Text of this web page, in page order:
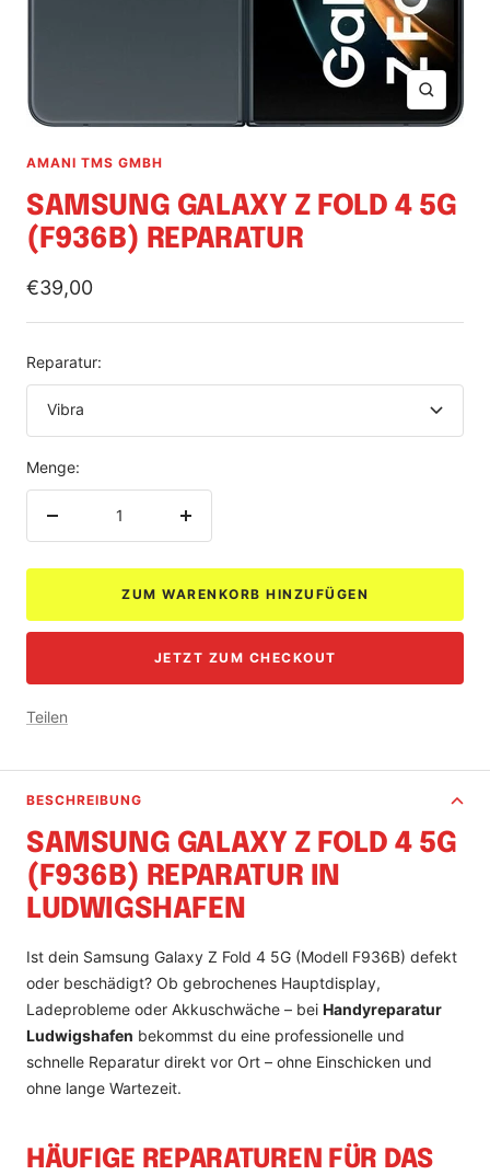
Zoom
AMANI TMS GMBH
SAMSUNG GALAXY Z FOLD 4 5G
(F936B) REPARATUR
Angebotspreis
€39,00
Reparatur:
Vibra
Menge:
Menge
ZUM WARENKORB HINZUFÜGEN
JETZT ZUM CHECKOUT
Teilen
BESCHREIBUNG
SAMSUNG GALAXY Z FOLD 4 5G
(F936B) REPARATUR IN
LUDWIGSHAFEN
Ist dein Samsung Galaxy Z Fold 4 5G (Modell F936B) defekt
oder beschädigt? Ob gebrochenes Hauptdisplay,
Ladeprobleme oder Akkuschwäche – bei Handyreparatur
Ludwigshafen bekommst du eine professionelle und
schnelle Reparatur direkt vor Ort – ohne Einschicken und
ohne lange Wartezeit.
HÄUFIGE REPARATUREN FÜR DAS